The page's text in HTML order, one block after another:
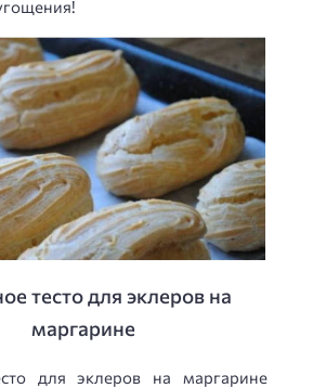
тесто для эклеров на
маргарине
для эклеров на маргарине